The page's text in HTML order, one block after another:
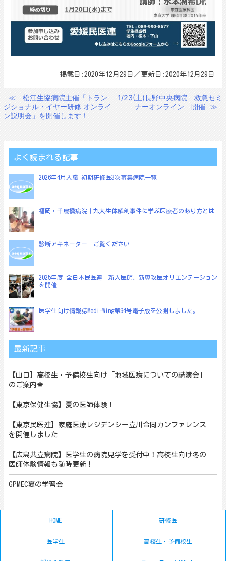
掲載日:2020年12月29日／更新日:2020年12月29日
投
稿
シ
ョ
ン
≪
松江生協病院主催「トラン
ジショナル・イヤー研修 オンライ
ン説明会」を開催します！
1/23(土)長野中央病院 救急セミ
ナーオンライン 開催
≫
よく読まれる記事
2026年4月入職 初期研修医3次募集病院一覧
福岡・千鳥橋病院｜九大生体解剖事件に学ぶ医療者のあり方とは
診断アキネーター ご覧ください
2025年度 全日本民医連 新入医師、新専攻医オリエンテーション
を開催
医学生向け情報誌Medi-Wing第94号電子版を公開しました。
最新記事
【山口】高校生・予備校生向け「地域医療についての講演会」
のご案内🍁
【東京保健生協】夏の医師体験！
【東京民医連】家庭医療レジデンシー立川合同カンファレンス
を開催しました
【広島共立病院】医学生の病院見学を受付中！高校生向け冬の
医師体験情報も随時更新！
GPMEC夏の学習会
HOME 研修医
医学生 高校生・予備校生